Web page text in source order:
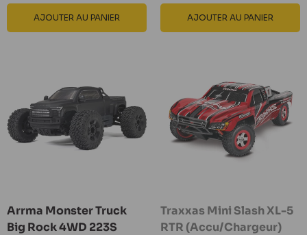
AJOUTER AU PANIER AJOUTER AU PANIER
Arrma Monster Truck
Big Rock 4WD 223S
Traxxas Mini Slash XL-5
RTR (Accu/Chargeur)